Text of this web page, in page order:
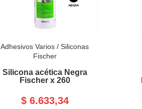
Adhesivos Varios /Siliconas
Fischer
Silicona acética Negra
Fischer x 260
$ 6.633,34